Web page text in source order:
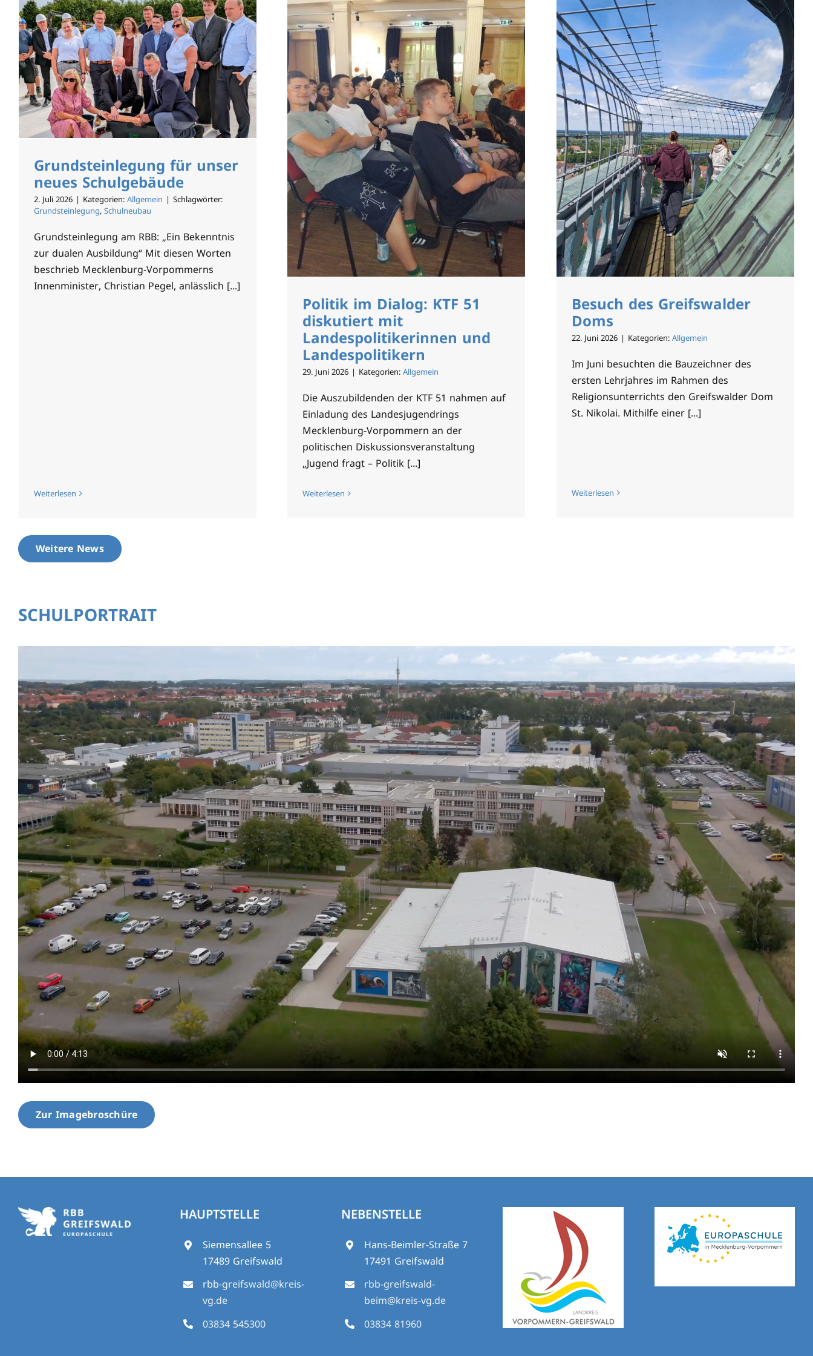
Grundsteinlegung für unser
neues Schulgebäude
2. Juli 2026 | Kategorien: Allgemein | Schlagwörter:
Grundsteinlegung, Schulneubau
Grundsteinlegung am RBB: „Ein Bekenntnis
zur dualen Ausbildung“ Mit diesen Worten
beschrieb Mecklenburg-Vorpommerns
Innenminister, Christian Pegel, anlässlich [...]
Weiterlesen
Politik im Dialog: KTF 51
diskutiert mit
Landespolitikerinnen und
Landespolitikern
29. Juni 2026 | Kategorien: Allgemein
Die Auszubildenden der KTF 51 nahmen auf
Einladung des Landesjugendrings
Mecklenburg-Vorpommern an der
politischen Diskussionsveranstaltung
„Jugend fragt – Politik [...]
Weiterlesen
Besuch des Greifswalder
Doms
22. Juni 2026 | Kategorien: Allgemein
Im Juni besuchten die Bauzeichner des
ersten Lehrjahres im Rahmen des
Religionsunterrichts den Greifswalder Dom
St. Nikolai. Mithilfe einer [...]
Weiterlesen
Weitere News
SCHULPORTRAIT
Zur Imagebroschüre
HAUPTSTELLE
Siemensallee 5
17489 Greifswald
rbb-greifswald@kreis-
vg.de
03834 545300
NEBENSTELLE
Hans-Beimler-Straße 7
17491 Greifswald
rbb-greifswald-
beim@kreis-vg.de
03834 81960